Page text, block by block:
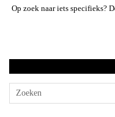
Op zoek naar iets specifieks?